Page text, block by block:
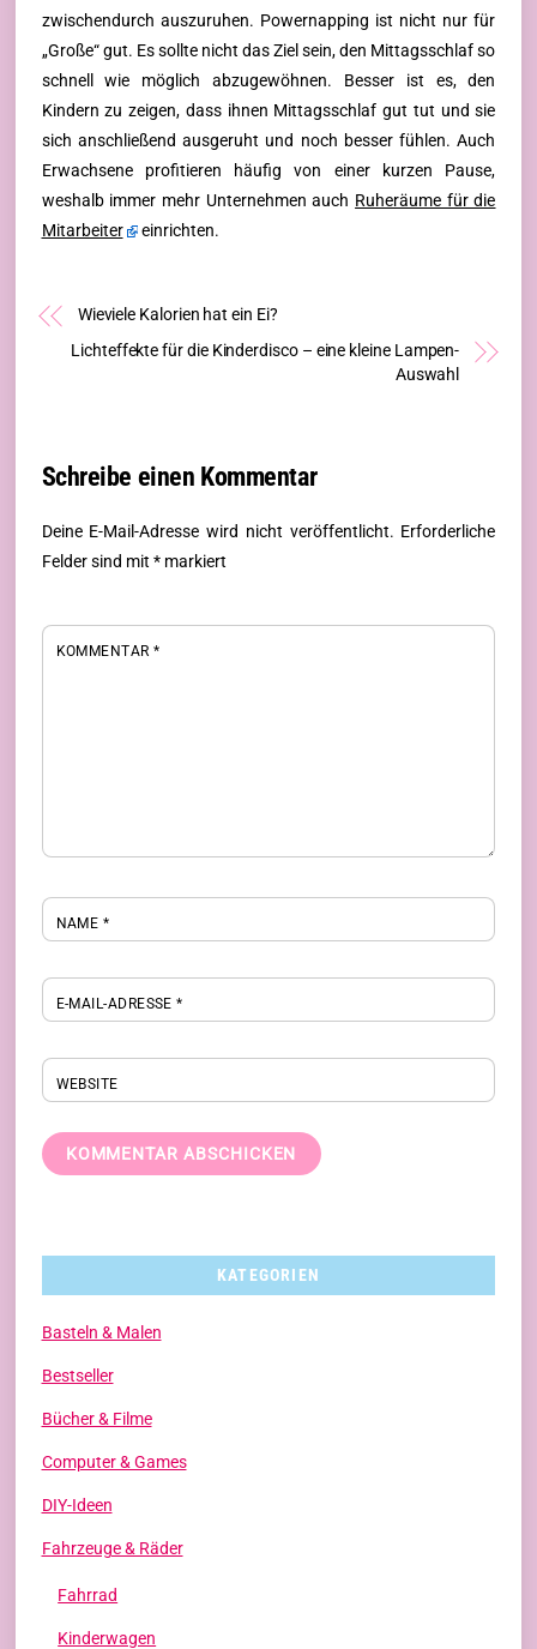
zwischendurch auszuruhen. Powernapping ist nicht nur für
„Große“ gut. Es sollte nicht das Ziel sein, den Mittagsschlaf so
schnell wie möglich abzugewöhnen. Besser ist es, den
Kindern zu zeigen, dass ihnen Mittagsschlaf gut tut und sie
sich anschließend ausgeruht und noch besser fühlen. Auch
Erwachsene profitieren häufig von einer kurzen Pause,
weshalb immer mehr Unternehmen auch Ruheräume für die
Mitarbeiter
einrichten.
Wieviele Kalorien hat ein Ei?
Lichteffekte für die Kinderdisco – eine kleine Lampen-
Auswahl
Schreibe einen Kommentar
Deine E-Mail-Adresse wird nicht veröffentlicht. Erforderliche
Felder sind mit *markiert
KOMMENTAR*
NAME *
E-MAIL-ADRESSE*
WEBSITE
KATEGORIEN
Basteln & Malen
Bestseller
Bücher & Filme
Computer & Games
DIY-Ideen
Fahrzeuge & Räder
Fahrrad
Kinderwagen